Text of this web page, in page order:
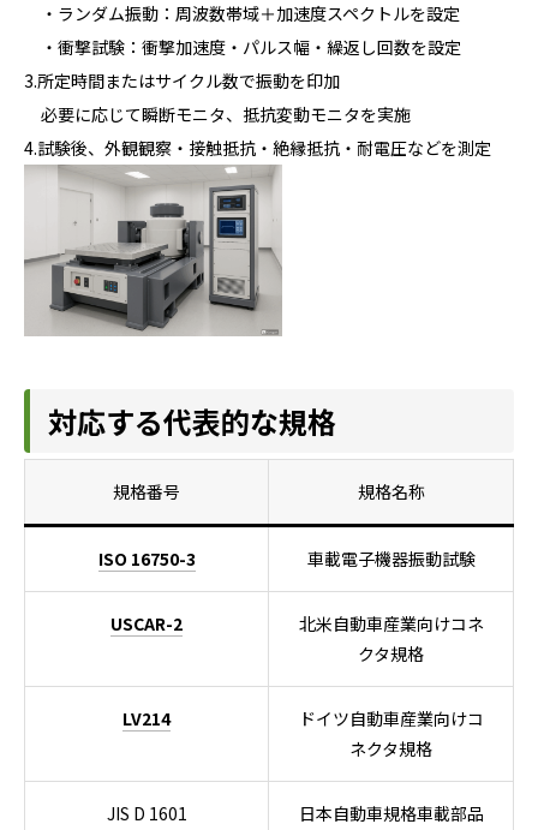
・ランダム振動：周波数帯域＋加速度スペクトルを設定
・衝撃試験：衝撃加速度・パルス幅・繰返し回数を設定
3.所定時間またはサイクル数で振動を印加
必要に応じて瞬断モニタ、抵抗変動モニタを実施
4.試験後、外観観察・接触抵抗・絶縁抵抗・耐電圧などを測定
対応する代表的な規格
規格番号 規格名称
ISO 16750-3 車載電子機器振動試験
USCAR-2
北米自動車産業向けコネ
クタ規格
LV214
ドイツ自動車産業向けコ
ネクタ規格
JIS D 1601
日本自動車規格車載部品